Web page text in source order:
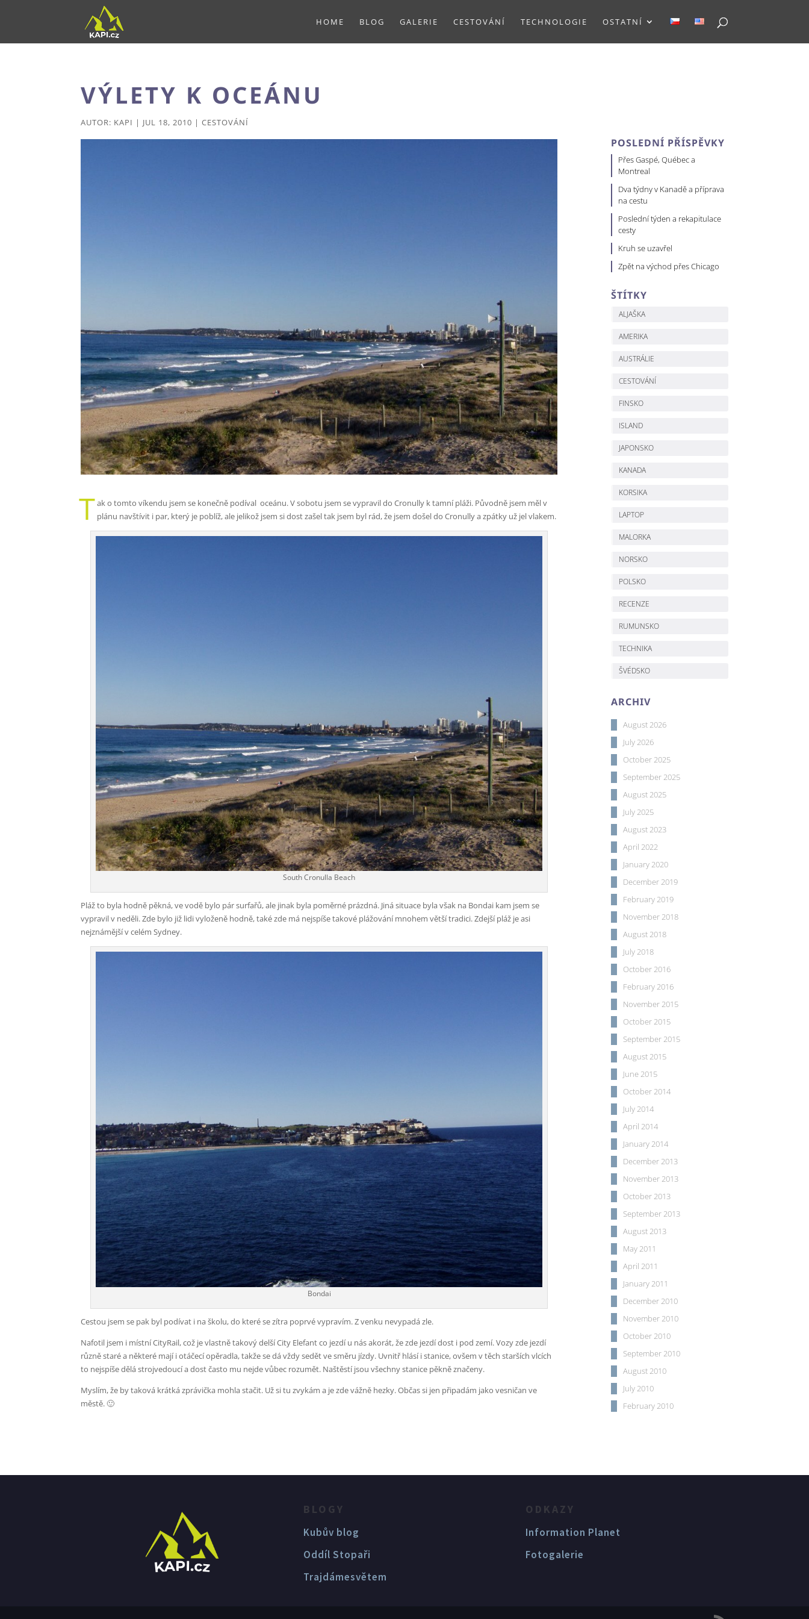
HOME BLOG GALERIE CESTOVÁNÍ TECHNOLOGIE OSTATNÍ
VÝLETY K OCEÁNU
AUTOR: KAPI | JUL 18, 2010 |CESTOVÁNÍ
Tak o tomto víkendu jsem se konečně podíval oceánu. V sobotu jsem se vypravil do Cronully k tamní pláži. Původně jsem měl v
plánu navštívit i par, který je poblíž, ale jelikož jsem si dost zašel tak jsem byl rád, že jsem došel do Cronully a zpátky už jel vlakem.
South Cronulla Beach
Pláž to byla hodně pěkná, ve vodě bylo pár surfařů, ale jinak byla poměrné prázdná. Jiná situace byla však na Bondai kam jsem se
vypravil v neděli. Zde bylo již lidi vyloženě hodně, také zde má nejspíše takové plážování mnohem větší tradici. Zdejší pláž je asi
nejznámější v celém Sydney.
Bondai
Cestou jsem se pak byl podívat i na školu, do které se zítra poprvé vypravím. Z venku nevypadá zle.
Nafotil jsem i místní CityRail, což je vlastně takový delší City Elefant co jezdí u nás akorát, že zde jezdí dost i pod zemí. Vozy zde jezdí
různě staré a některé mají i otáčecí opěradla, takže se dá vždy sedět ve směru jízdy. Uvnitř hlásí i stanice, ovšem v těch starších vlcích
to nejspíše dělá strojvedoucí a dost často mu nejde vůbec rozumět. Naštěstí jsou všechny stanice pěkně značeny.
Myslím, že by taková krátká zprávička mohla stačit. Už si tu zvykám a je zde vážně hezky. Občas si jen připadám jako vesničan ve
městě. 🙂
POSLEDNÍ PŘÍSPĚVKY
Přes Gaspé, Québec a
Montreal
Dva týdny v Kanadě a příprava
na cestu
Poslední týden a rekapitulace
cesty
Kruh se uzavřel
Zpět na východ přes Chicago
ŠTÍTKY
ALJAŠKA
AMERIKA
AUSTRÁLIE
CESTOVÁNÍ
FINSKO
ISLAND
JAPONSKO
KANADA
KORSIKA
LAPTOP
MALORKA
NORSKO
POLSKO
RECENZE
RUMUNSKO
TECHNIKA
ŠVÉDSKO
ARCHIV
August 2026
July 2026
October 2025
September 2025
August 2025
July 2025
August 2023
April 2022
January 2020
December 2019
February 2019
November 2018
August 2018
July 2018
October 2016
February 2016
November 2015
October 2015
September 2015
August 2015
June 2015
October 2014
July 2014
April 2014
January 2014
December 2013
November 2013
October 2013
September 2013
August 2013
May 2011
April 2011
January 2011
December 2010
November 2010
October 2010
September 2010
August 2010
July 2010
February 2010
BLOGY
Kubův blog
Oddíl Stopaři
Trajdámesvětem
ODKAZY
Information Planet
Fotogalerie